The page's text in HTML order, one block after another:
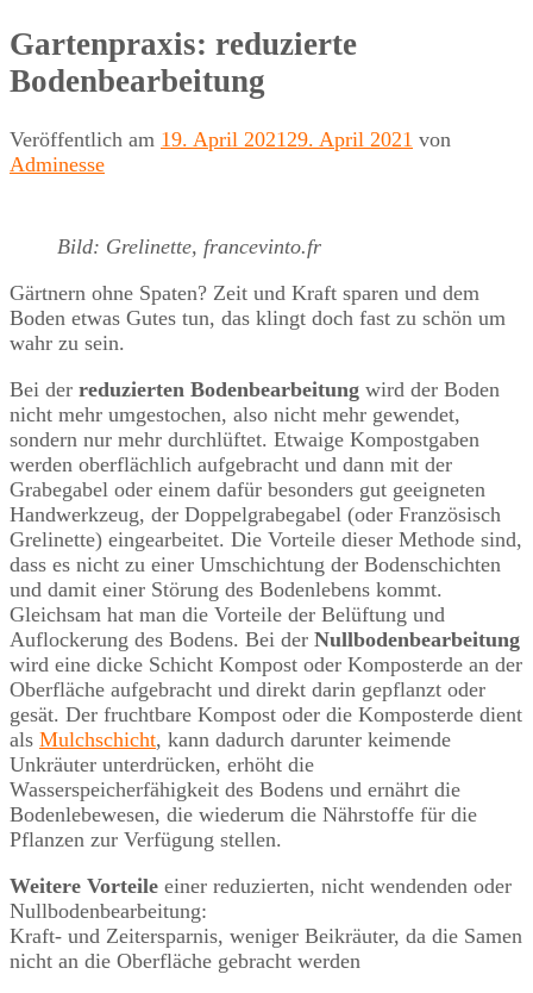
Gartenpraxis: reduzierte
Bodenbearbeitung
Veröffentlich am 19. April 2021 29. April 2021 von
Adminesse
Bild: Grelinette, francevinto.fr
Gärtnern ohne Spaten? Zeit und Kraft sparen und dem
Boden etwas Gutes tun, das klingt doch fast zu schön um
wahr zu sein.
Bei der reduzierten Bodenbearbeitung wird der Boden
nicht mehr umgestochen, also nicht mehr gewendet,
sondern nur mehr durchlüftet. Etwaige Kompostgaben
werden oberflächlich aufgebracht und dann mit der
Grabegabel oder einem dafür besonders gut geeigneten
Handwerkzeug, der Doppelgrabegabel (oder Französisch
Grelinette) eingearbeitet. Die Vorteile dieser Methode sind,
dass es nicht zu einer Umschichtung der Bodenschichten
und damit einer Störung des Bodenlebens kommt.
Gleichsam hat man die Vorteile der Belüftung und
Auflockerung des Bodens. Bei der Nullbodenbearbeitung
wird eine dicke Schicht Kompost oder Komposterde an der
Oberfläche aufgebracht und direkt darin gepflanzt oder
gesät. Der fruchtbare Kompost oder die Komposterde dient
als Mulchschicht, kann dadurch darunter keimende
Unkräuter unterdrücken, erhöht die
Wasserspeicherfähigkeit des Bodens und ernährt die
Bodenlebewesen, die wiederum die Nährstoffe für die
Pflanzen zur Verfügung stellen.
Weitere Vorteile einer reduzierten, nicht wendenden oder
Nullbodenbearbeitung:
Kraft- und Zeitersparnis, weniger Beikräuter, da die Samen
nicht an die Oberfläche gebracht werden